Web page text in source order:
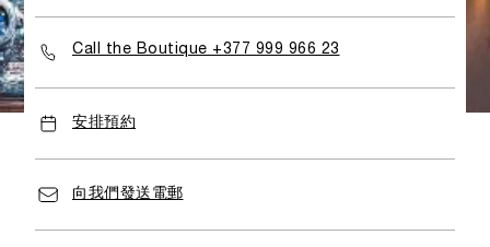
Call the Boutique +377 999 966 23
安排預約
向我們發送電郵